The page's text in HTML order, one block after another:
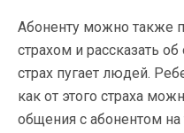
Абоненту можно также
страхом и рассказать
страх пугает людей.
как от этого страха
общения с абонентом на